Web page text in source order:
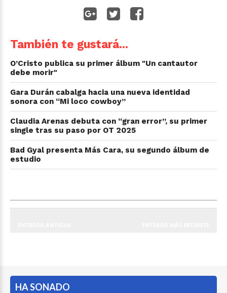
También te gustará...
O’Cristo publica su primer álbum "Un cantautor
debe morir"
Gara Durán cabalga hacia una nueva identidad
sonora con “Mi loco cowboy”
Claudia Arenas debuta con “gran error”, su primer
single tras su paso por OT 2025
Bad Gyal presenta Más Cara, su segundo álbum de
estudio
HA SONADO